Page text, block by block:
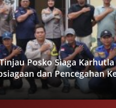
Posko Siaga Karhutla
dan Pencegahan